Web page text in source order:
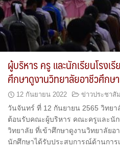
ผู้บริหาร ครู และนักเรียนโรงเ
ศึกษาดูงานวิทยาลัยอาชีวศึกษ
12 กันยายน 2022 ข่าวประชาสั
วันจันทร์ ที่ 12 กันยายน 2565 วิทยา
ต้อนรับคณะผู้บริหาร คณะครูและนัก
วิทยาลัย ที่เข้าศึกษาดูงานวิทยาลัยอ
นักศึกษาได้รับประสบการณ์ด้านการ